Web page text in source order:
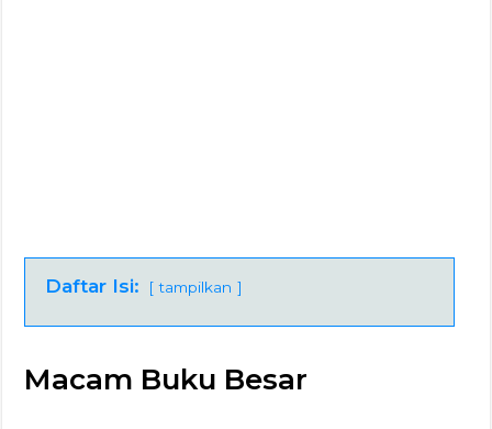
Daftar Isi: tampilkan
Macam Buku Besar